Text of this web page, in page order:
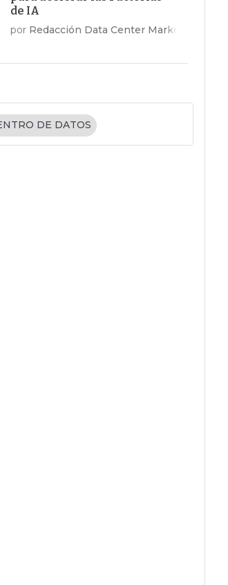
de IA
por Redacción Data Center Market
DE DATOS